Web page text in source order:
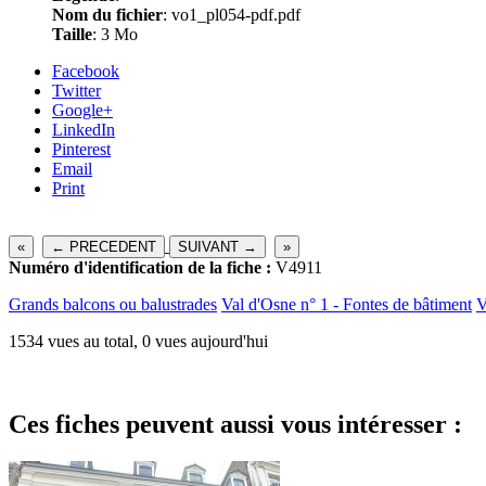
Nom du fichier: vo1_pl054-pdf.pdf
Taille: 3 Mo
Facebook
Twitter
Google+
LinkedIn
Pinterest
Email
Print
« ← PRECEDENT SUIVANT → »
Numéro d'identification de la fiche : V4911
Grands balcons ou balustrades Val d'Osne n° 1 - Fontes de bâtiment
1534 vues au total, 0 vues aujourd'hui
Ces fiches peuvent aussi vous intéresser :